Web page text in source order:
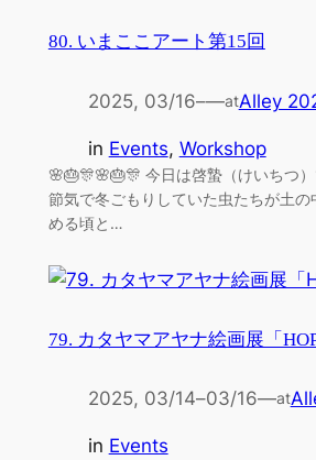
80. いまここアート第15回
2025, 03/16–—atAlley
in Events, Workshop
🌸🎂🎊🌸🎂🎊 今日は啓蟄（けいちつ
節気で冬ごもりしていた虫たちが土
める頃と…
79. カタヤマアヤナ絵画展「
2025, 03/14–03/16—at
in Events